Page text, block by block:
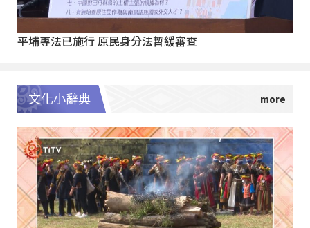
平埔專法已施行 原民身分法暫緩審查
文化小辭典